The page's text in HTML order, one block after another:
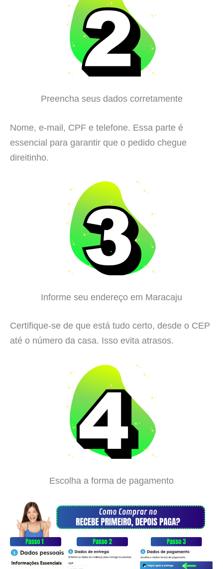
Preencha seus dados corretamente
Nome, e-mail, CPF e telefone. Essa parte é
essencial para garantir que o pedido chegue
direitinho.
Informe seu endereço em Maracaju
Certifique-se de que está tudo certo, desde o CEP
até o número da casa. Isso evita atrasos.
Escolha a forma de pagamento